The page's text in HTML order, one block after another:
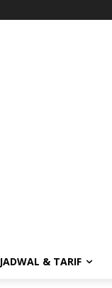
JADWAL & TARIF